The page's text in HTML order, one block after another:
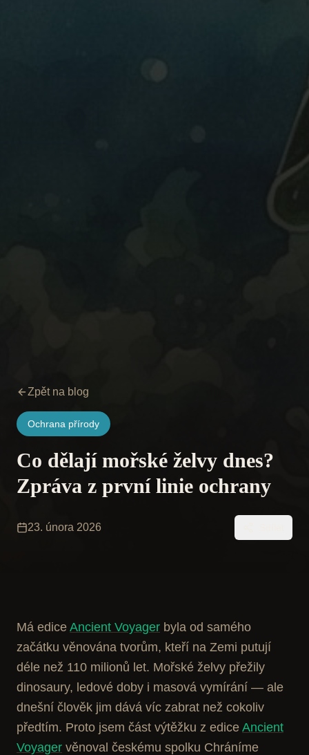
Zpět na blog
Ochrana přírody
Co dělají mořské želvy dnes?
Zpráva z první linie ochrany
23. února 2026
Má edice Ancient Voyager byla od samého
začátku věnována tvorům, kteří na Zemi putují
déle než 110 milionů let. Mořské želvy přežily
dinosaury, ledové doby i masová vymírání — ale
dnešní člověk jim dává víc zabrat než cokoliv
předtím. Proto jsem část výtěžku z edice Ancient
Voyager věnoval českému spolku Chráníme